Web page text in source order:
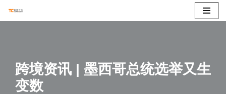
跨境资讯 | 墨西哥总统选举又生
变数